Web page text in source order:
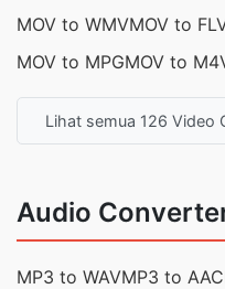
MOV to WMVMOV to
MOV to MPGMOV to
Lihat semua 126 Video
Audio
MP3 to WAVMP3 to AAC